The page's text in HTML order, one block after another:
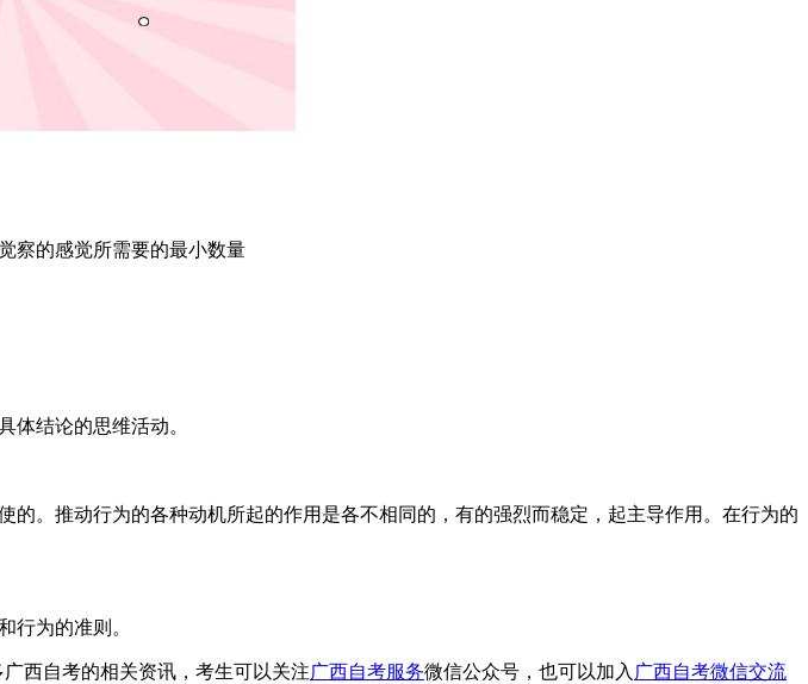
察的感觉所需要的最小数量
结论的思维活动。
推动行为的各种动机所起的作用是各不相同的，有的强烈而稳定，起主导作用。在行为的
为的准则。
西自考的相关资讯，考生可以关注广西自考服务微信公众号，也可以加入 广西自考微信交流